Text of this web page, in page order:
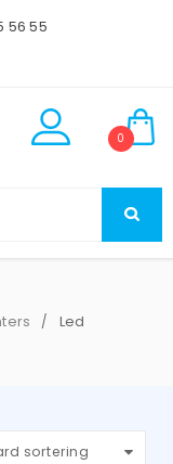
56 55
0
/
Led
sortering